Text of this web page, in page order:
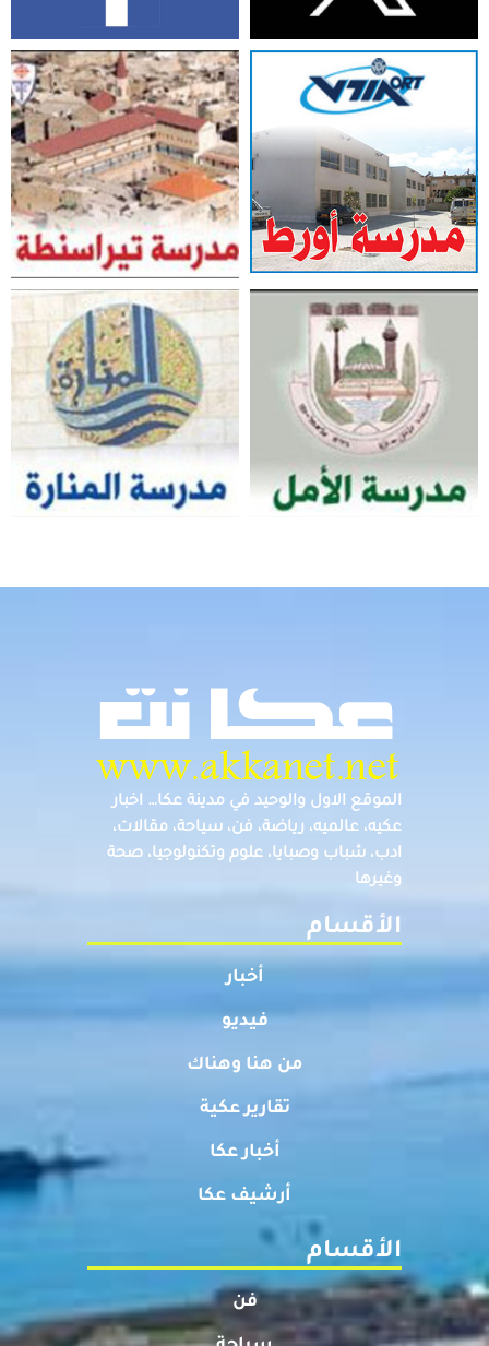
الموقع الاول والوحيد في مدينة عكا… اخبار
عكيه، عالميه، رياضة، فن، سياحة، مقالات،
ادب، شباب وصبايا، علوم وتكنولوجيا، صحة
وغيرها
الأقسام
أخبار
فيديو
من هنا وهناك
تقارير عكية
أخبار عكا
أرشيف عكا
الأقسام
فن